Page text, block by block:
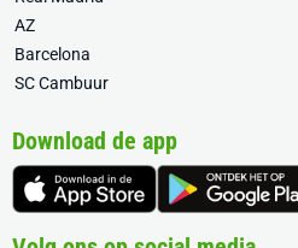
AZ
Barcelona
SC Cambuur
Download de app